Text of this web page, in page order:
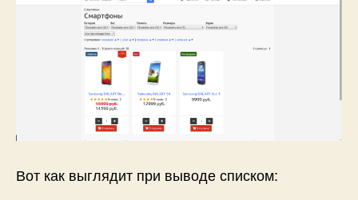
Вот как выглядит при выводе списком: